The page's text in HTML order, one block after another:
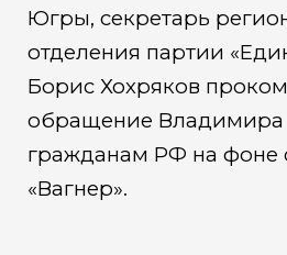
Югры, секретарь
отделения партии
Борис Хохряков
обращение Владимира
гражданам РФ на фоне
«Вагнер».